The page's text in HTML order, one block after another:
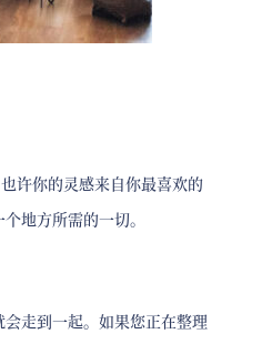
许你的灵感来自你最喜欢的
地方所需的一切。
走到一起。如果您正在整理